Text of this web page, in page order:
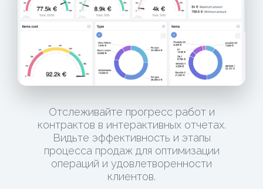
Отслеживайте прогресс работ и
контрактов в интерактивных отчетах.
Видьте эффективность и этапы
процесса продаж для оптимизации
операций и удовлетворенности
клиентов.